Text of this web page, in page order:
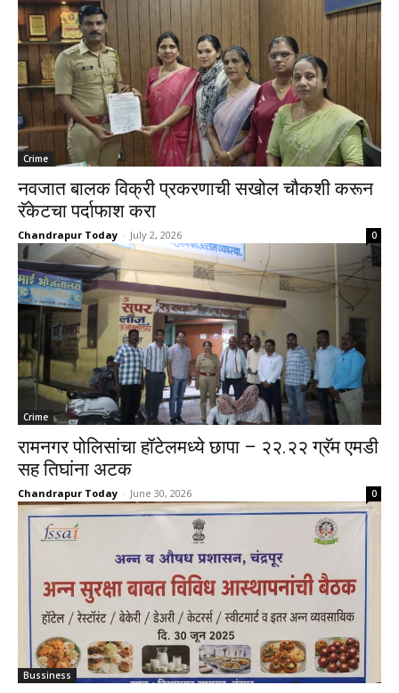
Crime
नवजात बालक विक्री प्रकरणाची सखोल चौकशी करून
रॅकेटचा पर्दाफाश करा
Chandrapur Today - July 2, 2026 0
Crime
रामनगर पोलिसांचा हॉटेलमध्ये छापा – २२.२२ ग्रॅम एमडी
सह तिघांना अटक
Chandrapur Today - June 30, 2026 0
Bussiness